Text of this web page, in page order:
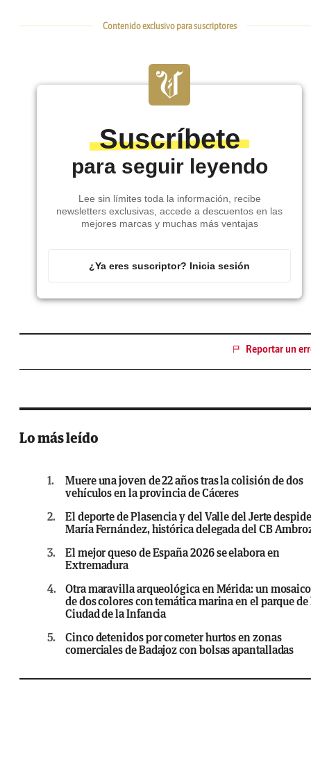
Contenido exclusivo para suscriptores
Suscríbete
para seguir leyendo
Lee sin límites toda la información, recibe
newsletters exclusivas, accede a descuentos en las
mejores marcas y muchas más ventajas
¿Ya eres suscriptor? Inicia sesión
Reportar un
Lo más leído
1.
Muere una joven de 22 años tras la colisión de dos
vehículos en la provincia de Cáceres
2.
El deporte de Plasencia y del Valle del Jerte
María Fernández, histórica delegada del CB
3.
El mejor queso de España 2026 se elabora en
Extremadura
4.
Otra maravilla arqueológica en Mérida: un mosaico
de dos colores con temática marina en el parque de
Ciudad de la Infancia
5.
Cinco detenidos por cometer hurtos en zonas
comerciales de Badajoz con bolsas apantalladas